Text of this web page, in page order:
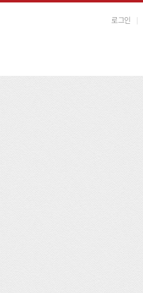
로그인